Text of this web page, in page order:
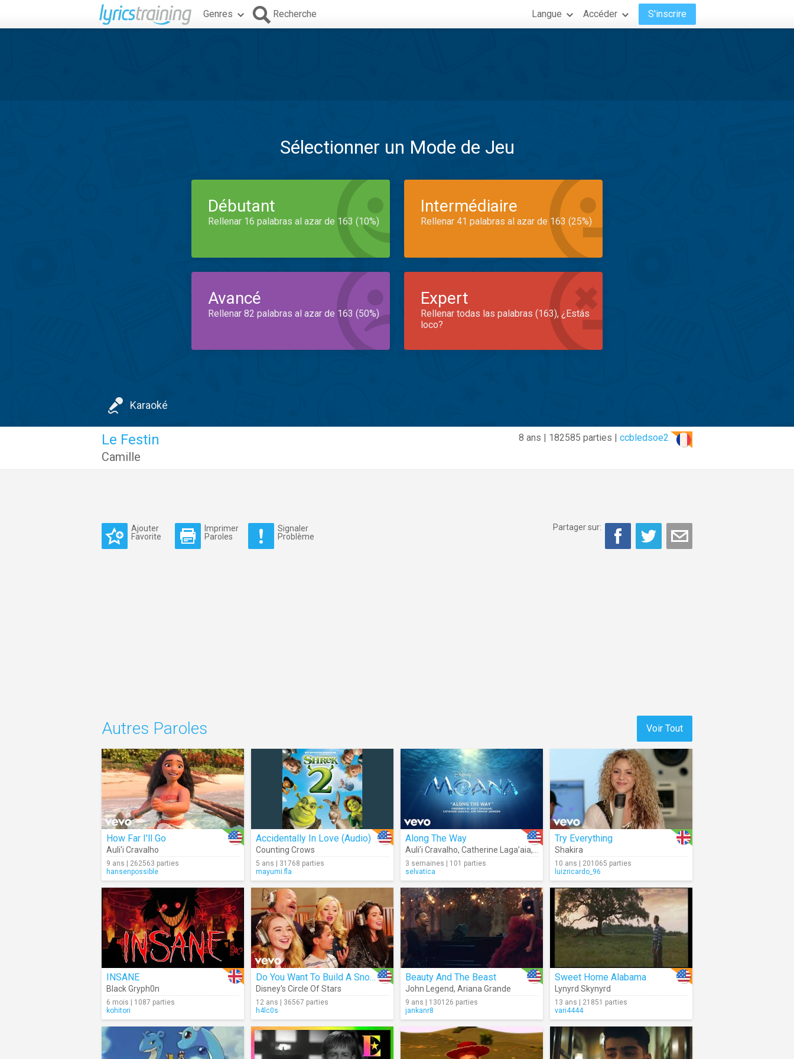
Genres Recherche Langue Accéder S'inscrire
Sélectionner un Mode de Jeu
Débutant
Rellenar 16 palabras al azar de 163 (10%)
Intermédiaire
Rellenar 41 palabras al azar de 163 (25%)
Avancé
Rellenar 82 palabras al azar de 163 (50%)
Expert
Rellenar todas las palabras (163), ¿Estás
loco?
Karaoké
8 ans | 182585 parties | ccbledsoe2
Le Festin
Camille
Ajouter
Favorite
Imprimer
Paroles
Signaler
Problème
Partager sur:
Voir Tout
Autres Paroles
How Far I'll Go
Auli'i Cravalho
9 ans | 262563 parties
hansenpossible
Accidentally In Love (Audio)
Counting Crows
5 ans | 31768 parties
mayumi.fla
Along The Way
Auli’i Cravalho, Catherine Laga’aia, Dwayne Johnson
3 semaines | 101 parties
selvatica
Try Everything
Shakira
10 ans | 201065 parties
luizricardo_96
INSANE
Black Gryph0n
6 mois | 1087 parties
kohitori
Do You Want To Build A Snowman
Disney's Circle Of Stars
12 ans | 36567 parties
h4lc0s
Beauty And The Beast
John Legend, Ariana Grande
9 ans | 130126 parties
jankanr8
Sweet Home Alabama
Lynyrd Skynyrd
13 ans | 21851 parties
vari4444